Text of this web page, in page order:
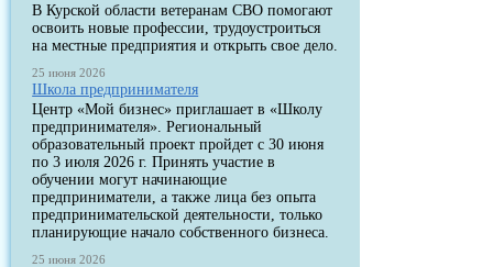
В Курской области ветеранам СВО помогают
освоить новые профессии, трудоустроиться
на местные предприятия и открыть свое дело.
25 июня 2026
Школа предпринимателя
Центр «Мой бизнес» приглашает в «Школу
предпринимателя». Региональный
образовательный проект пройдет с 30 июня
по 3 июля 2026 г. Принять участие в
обучении могут начинающие
предприниматели, а также лица без опыта
предпринимательской деятельности, только
планирующие начало собственного бизнеса.
25 июня 2026